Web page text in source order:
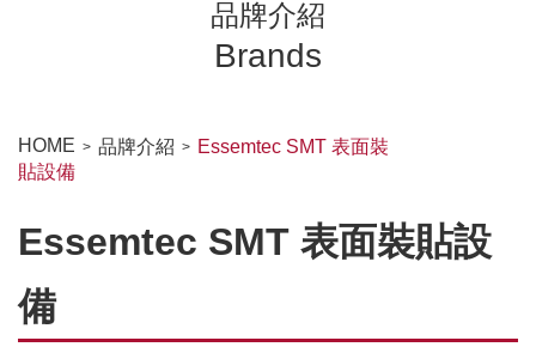
品牌介紹
Brands
HOME 品牌介紹
Essemtec SMT 表面裝
貼設備
Essemtec SMT 表面裝貼設
備
修改個人資料
匯款通知